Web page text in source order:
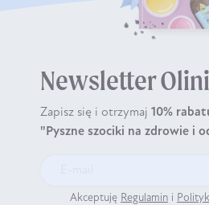
Newsletter Olini
Zapisz się i otrzymaj 10%
"Pyszne szociki na zdrowie i
Akceptuję Regulamin i